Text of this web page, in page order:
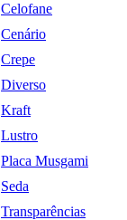
Celofane
Cenário
Crepe
Diverso
Kraft
Lustro
Placa Musgami
Seda
Transparências